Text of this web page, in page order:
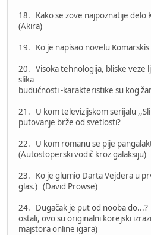
18. Kako se zove najpoznatije delo
(Akira)
19. Ko je napisao novelu
20. Visoka tehnologija, bliske veze
slika
budućnosti -karakteristike su kog
21. U kom televizijskom serijalu
putovanje brže od svetlosti?
22. U kom romanu se pije
(Autostoperski vodič kroz galaksiju)
23. Ko je glumio Darta Vejdera u
glas.) (David Prowse)
24. Dugačak je put od nooba do...?
ostali, ovo su originalni korejski
majstora online igara)